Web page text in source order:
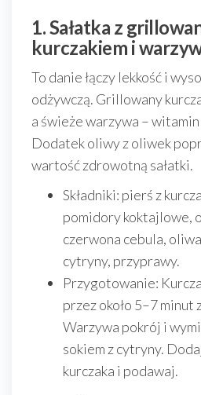
1. Sałatka z
kurczakiem i
To danie łączy lekkość i
odżywczą. Grillowany
a świeże warzywa – witamin
Dodatek oliwy z oliwek
wartość zdrowotną sałatki.
Składniki: pierś z
pomidory koktajlowe,
czerwona cebula,
cytryny, przyprawy.
Przygotowanie:
przez około 5–7 minut
Warzywa pokrój i
sokiem z cytryny.
kurczaka i podawaj.